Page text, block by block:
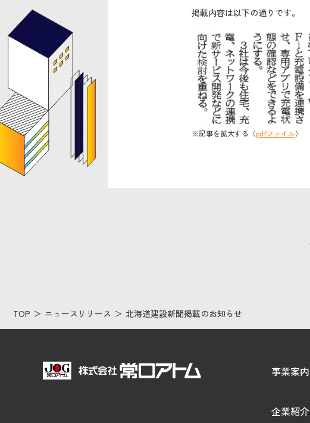
掲載内容は以下の通りです。
※記事を拡大する（pdfファイル）
TOP ニュースリリース 北海道建設新聞掲載のお知らせ
事業案内
企業紹介